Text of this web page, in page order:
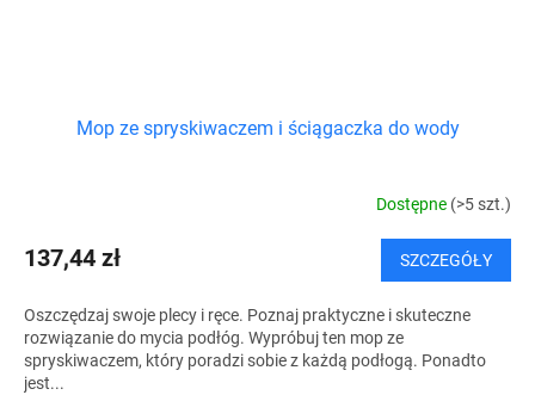
Mop ze spryskiwaczem i ściągaczka do wody
Dostępne (>5 szt.)
137,44 zł SZCZEGÓŁY
Oszczędzaj swoje plecy i ręce. Poznaj praktyczne i skuteczne
rozwiązanie do mycia podłóg. Wypróbuj ten mop ze
spryskiwaczem, który poradzi sobie z każdą podłogą. Ponadto
jest...